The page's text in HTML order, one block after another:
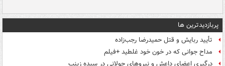
پربازدیدترین ها
تأیید ربایش و قتل حمیدرضا رجب‌زاده
مداح جوانی که در خون خود غلطید +فیلم
درگیری اعضای داعش و نیروهای جولانی در سیده زینب